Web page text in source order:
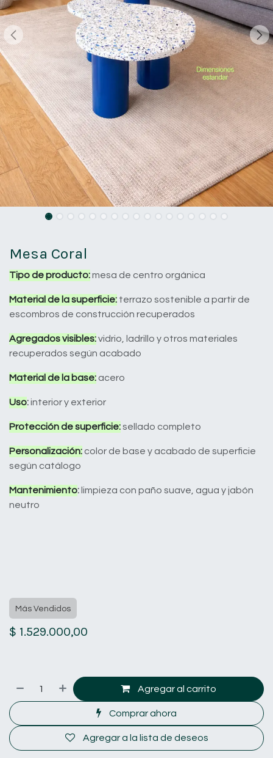
Mesa Coral
Tipo de producto:mesa de centro orgánica
Material de la superficie: terrazo sostenible a partir de
escombros de construcción recuperados
Agregados visibles:vidrio, ladrillo y otros materiales
recuperados según acabado
Material de la base: acero
Uso:interior y exterior
Protección de superficie:sellado completo
Personalización: color de base y acabado de superficie
según catálogo
Mantenimiento:limpieza con paño suave, agua y jabón
neutro
Más Vendidos
$ 1.529.000,00
Agregar al carrito
Comprar ahora
Agregar a la lista de deseos